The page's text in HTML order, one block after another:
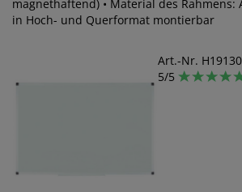
magnethaftend) • Material des Rahmens:
in Hoch- und Querformat montierbar
Art.-Nr.
5/5